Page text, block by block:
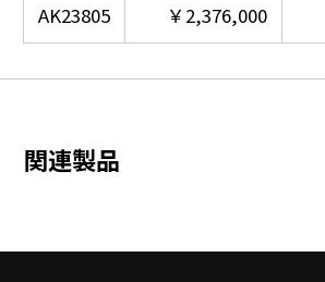
AK23805 ￥2,376,000
関連製品